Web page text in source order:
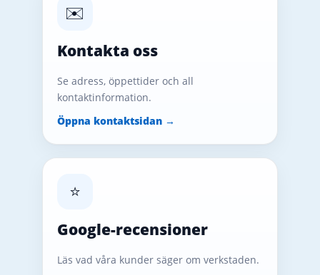
✉️
Kontakta oss
Se adress, öppettider och all
kontaktinformation.
Öppna kontaktsidan →
⭐
Google-recensioner
Läs vad våra kunder säger om verkstaden.